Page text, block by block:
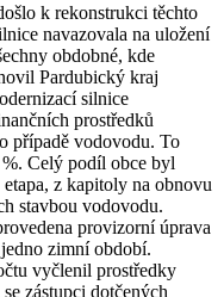
k rekonstrukci těchto
navazovala na uložení
obdobné, kde
Pardubický kraj
silnice
prostředků
případě vodovodu. To
%. Celý podíl obce byl
z kapitoly na obnovu
stavbou vodovodu.
provizorní úprava
zimní období.
vyčlenil prostředky
zástupci dotčených